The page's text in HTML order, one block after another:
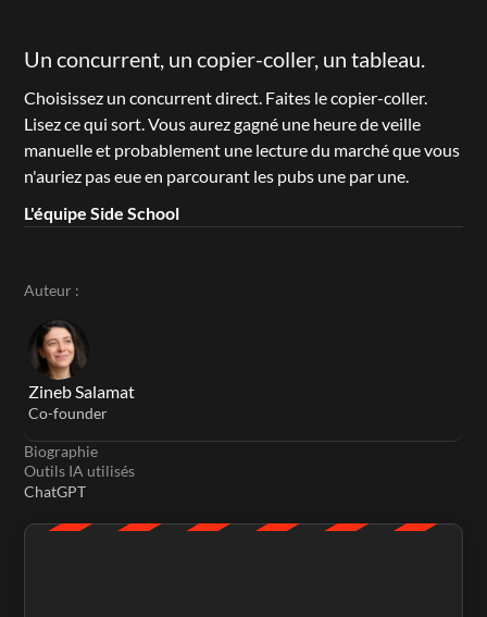
Un concurrent, un copier-coller, un tableau.
Choisissez un concurrent direct. Faites le copier-coller.
Lisez ce qui sort. Vous aurez gagné une heure de veille
manuelle et probablement une lecture du marché que vous
n'auriez pas eue en parcourant les pubs une par une.
L'équipe Side School
Auteur :
Zineb Salamat
Co-founder
Biographie
Outils IA utilisés
ChatGPT